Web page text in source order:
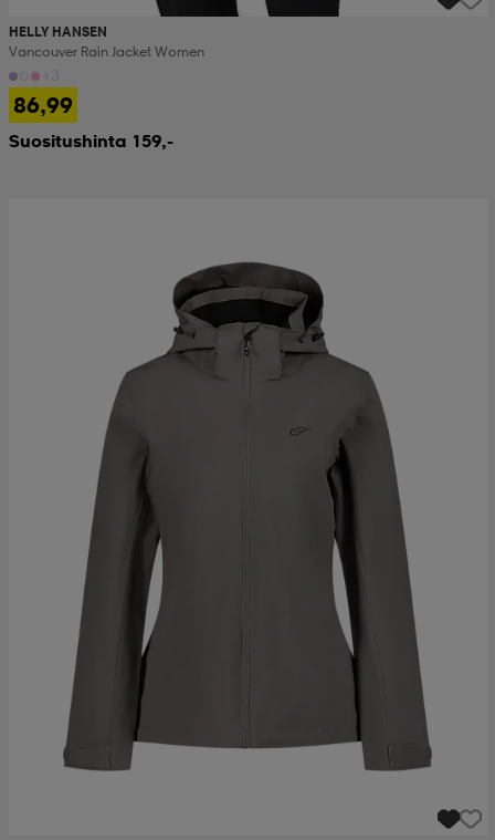
HELLY HANSEN
Vancouver Rain Jacket Women
86,99
Suositushinta 159,-